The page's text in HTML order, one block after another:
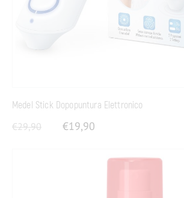
Medel Stick Dopopuntura Elettronico
€29,90 €19,90